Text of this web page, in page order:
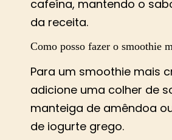
cafeína, mantendo o
da receita.
Como posso fazer o smoothie
Para um smoothie mais
adicione uma colher de
manteiga de amêndoa
de iogurte grego.